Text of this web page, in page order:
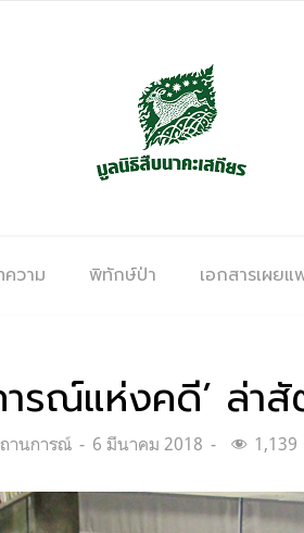
ความ พิทักษ์ป่า เอกสารเผยแ
รณ์แห่งคดี’ ล่า
านการณ์
Posted
6 มีนาคม 2018 1,139